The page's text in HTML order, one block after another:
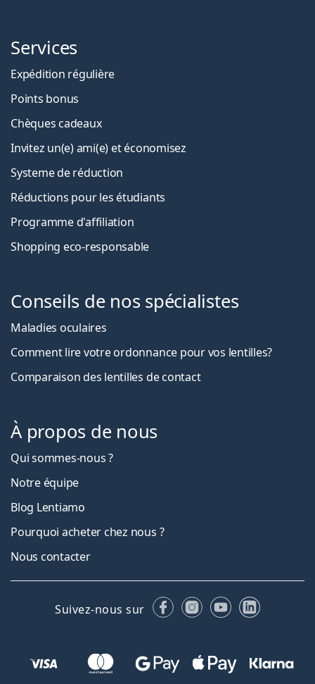
Services
Expédition régulière
Points bonus
Chèques cadeaux
Invitez un(e) ami(e) et économisez
Systeme de réduction
Réductions pour les étudiants
Programme d'affiliation
Shopping eco-responsable
Conseils de nos spécialistes
Maladies oculaires
Comment lire votre ordonnance pour vos lentilles?
Comparaison des lentilles de contact
À propos de nous
Qui sommes-nous ?
Notre équipe
Blog Lentiamo
Pourquoi acheter chez nous ?
Nous contacter
Suivez-nous sur FacebookInstagram
YouTubeLinkedIn